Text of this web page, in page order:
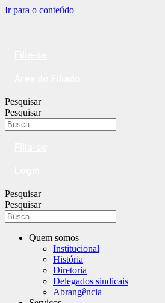
Ir para o conteúdo
Pesquisar
Pesquisar
Pesquisar
Pesquisar
Quem somos
Institucional
História
Diretoria
Delegados sindicais
Abrangência